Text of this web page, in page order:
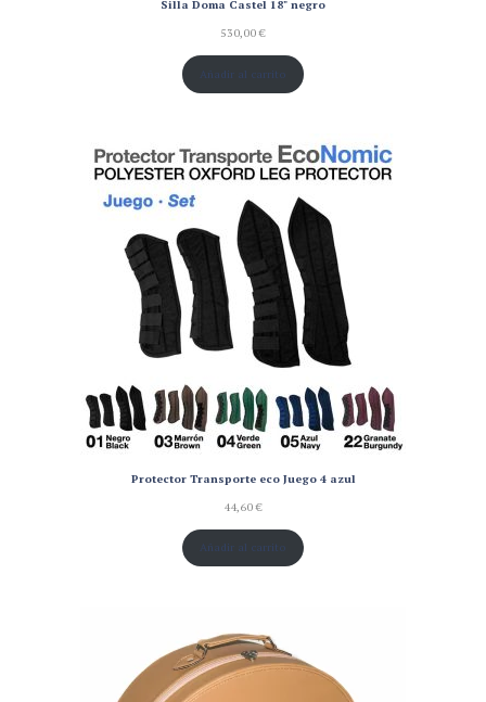
Silla Doma Castel 18" negro
530,00€
Añadir al carrito
Protector Transporte eco Juego 4 azul
44,60€
Añadir al carrito